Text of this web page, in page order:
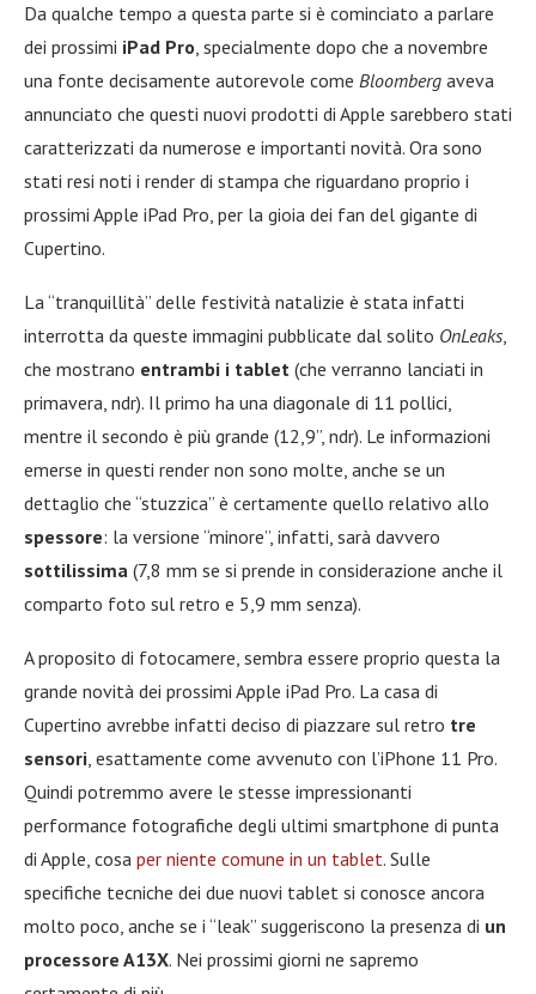
Da qualche tempo a questa parte si è cominciato a parlare
dei prossimi iPad Pro, specialmente dopo che a novembre
una fonte decisamente autorevole come Bloomberg aveva
annunciato che questi nuovi prodotti di Apple sarebbero stati
caratterizzati da numerose e importanti novità. Ora sono
stati resi noti i render di stampa che riguardano proprio i
prossimi Apple iPad Pro, per la gioia dei fan del gigante di
Cupertino.
La “tranquillità” delle festività natalizie è stata infatti
interrotta da queste immagini pubblicate dal solito OnLeaks,
che mostrano entrambi i tablet (che verranno lanciati in
primavera, ndr). Il primo ha una diagonale di 11 pollici,
mentre il secondo è più grande (12,9”, ndr). Le informazioni
emerse in questi render non sono molte, anche se un
dettaglio che “stuzzica” è certamente quello relativo allo
spessore: la versione “minore”, infatti, sarà davvero
sottilissima (7,8 mm se si prende in considerazione anche il
comparto foto sul retro e 5,9 mm senza).
A proposito di fotocamere, sembra essere proprio questa la
grande novità dei prossimi Apple iPad Pro. La casa di
Cupertino avrebbe infatti deciso di piazzare sul retro tre
sensori, esattamente come avvenuto con l’iPhone 11 Pro.
Quindi potremmo avere le stesse impressionanti
performance fotografiche degli ultimi smartphone di punta
di Apple, cosa per niente comune in un tablet. Sulle
specifiche tecniche dei due nuovi tablet si conosce ancora
molto poco, anche se i “leak” suggeriscono la presenza di un
processore A13X. Nei prossimi giorni ne sapremo